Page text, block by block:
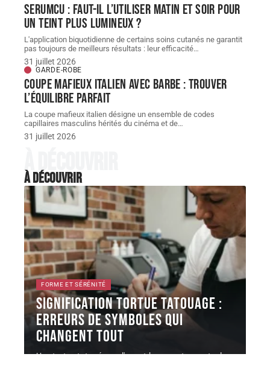
Serumcu : faut-il l’utiliser matin et soir pour
un teint plus lumineux ?
L'application biquotidienne de certains soins cutanés ne garantit
pas toujours de meilleurs résultats : leur efficacité…
31 juillet 2026
GARDE-ROBE
Coupe mafieux italien avec barbe : trouver
l’équilibre parfait
La coupe mafieux italien désigne un ensemble de codes
capillaires masculins hérités du cinéma et de…
31 juillet 2026
À découvrir
À découvrir
FORME ET SÉRÉNITÉ
Signification tortue TATOUAGE :
erreurs de symboles qui
changent tout
Une tortue tatouée sur l'avant-bras peut raconter la